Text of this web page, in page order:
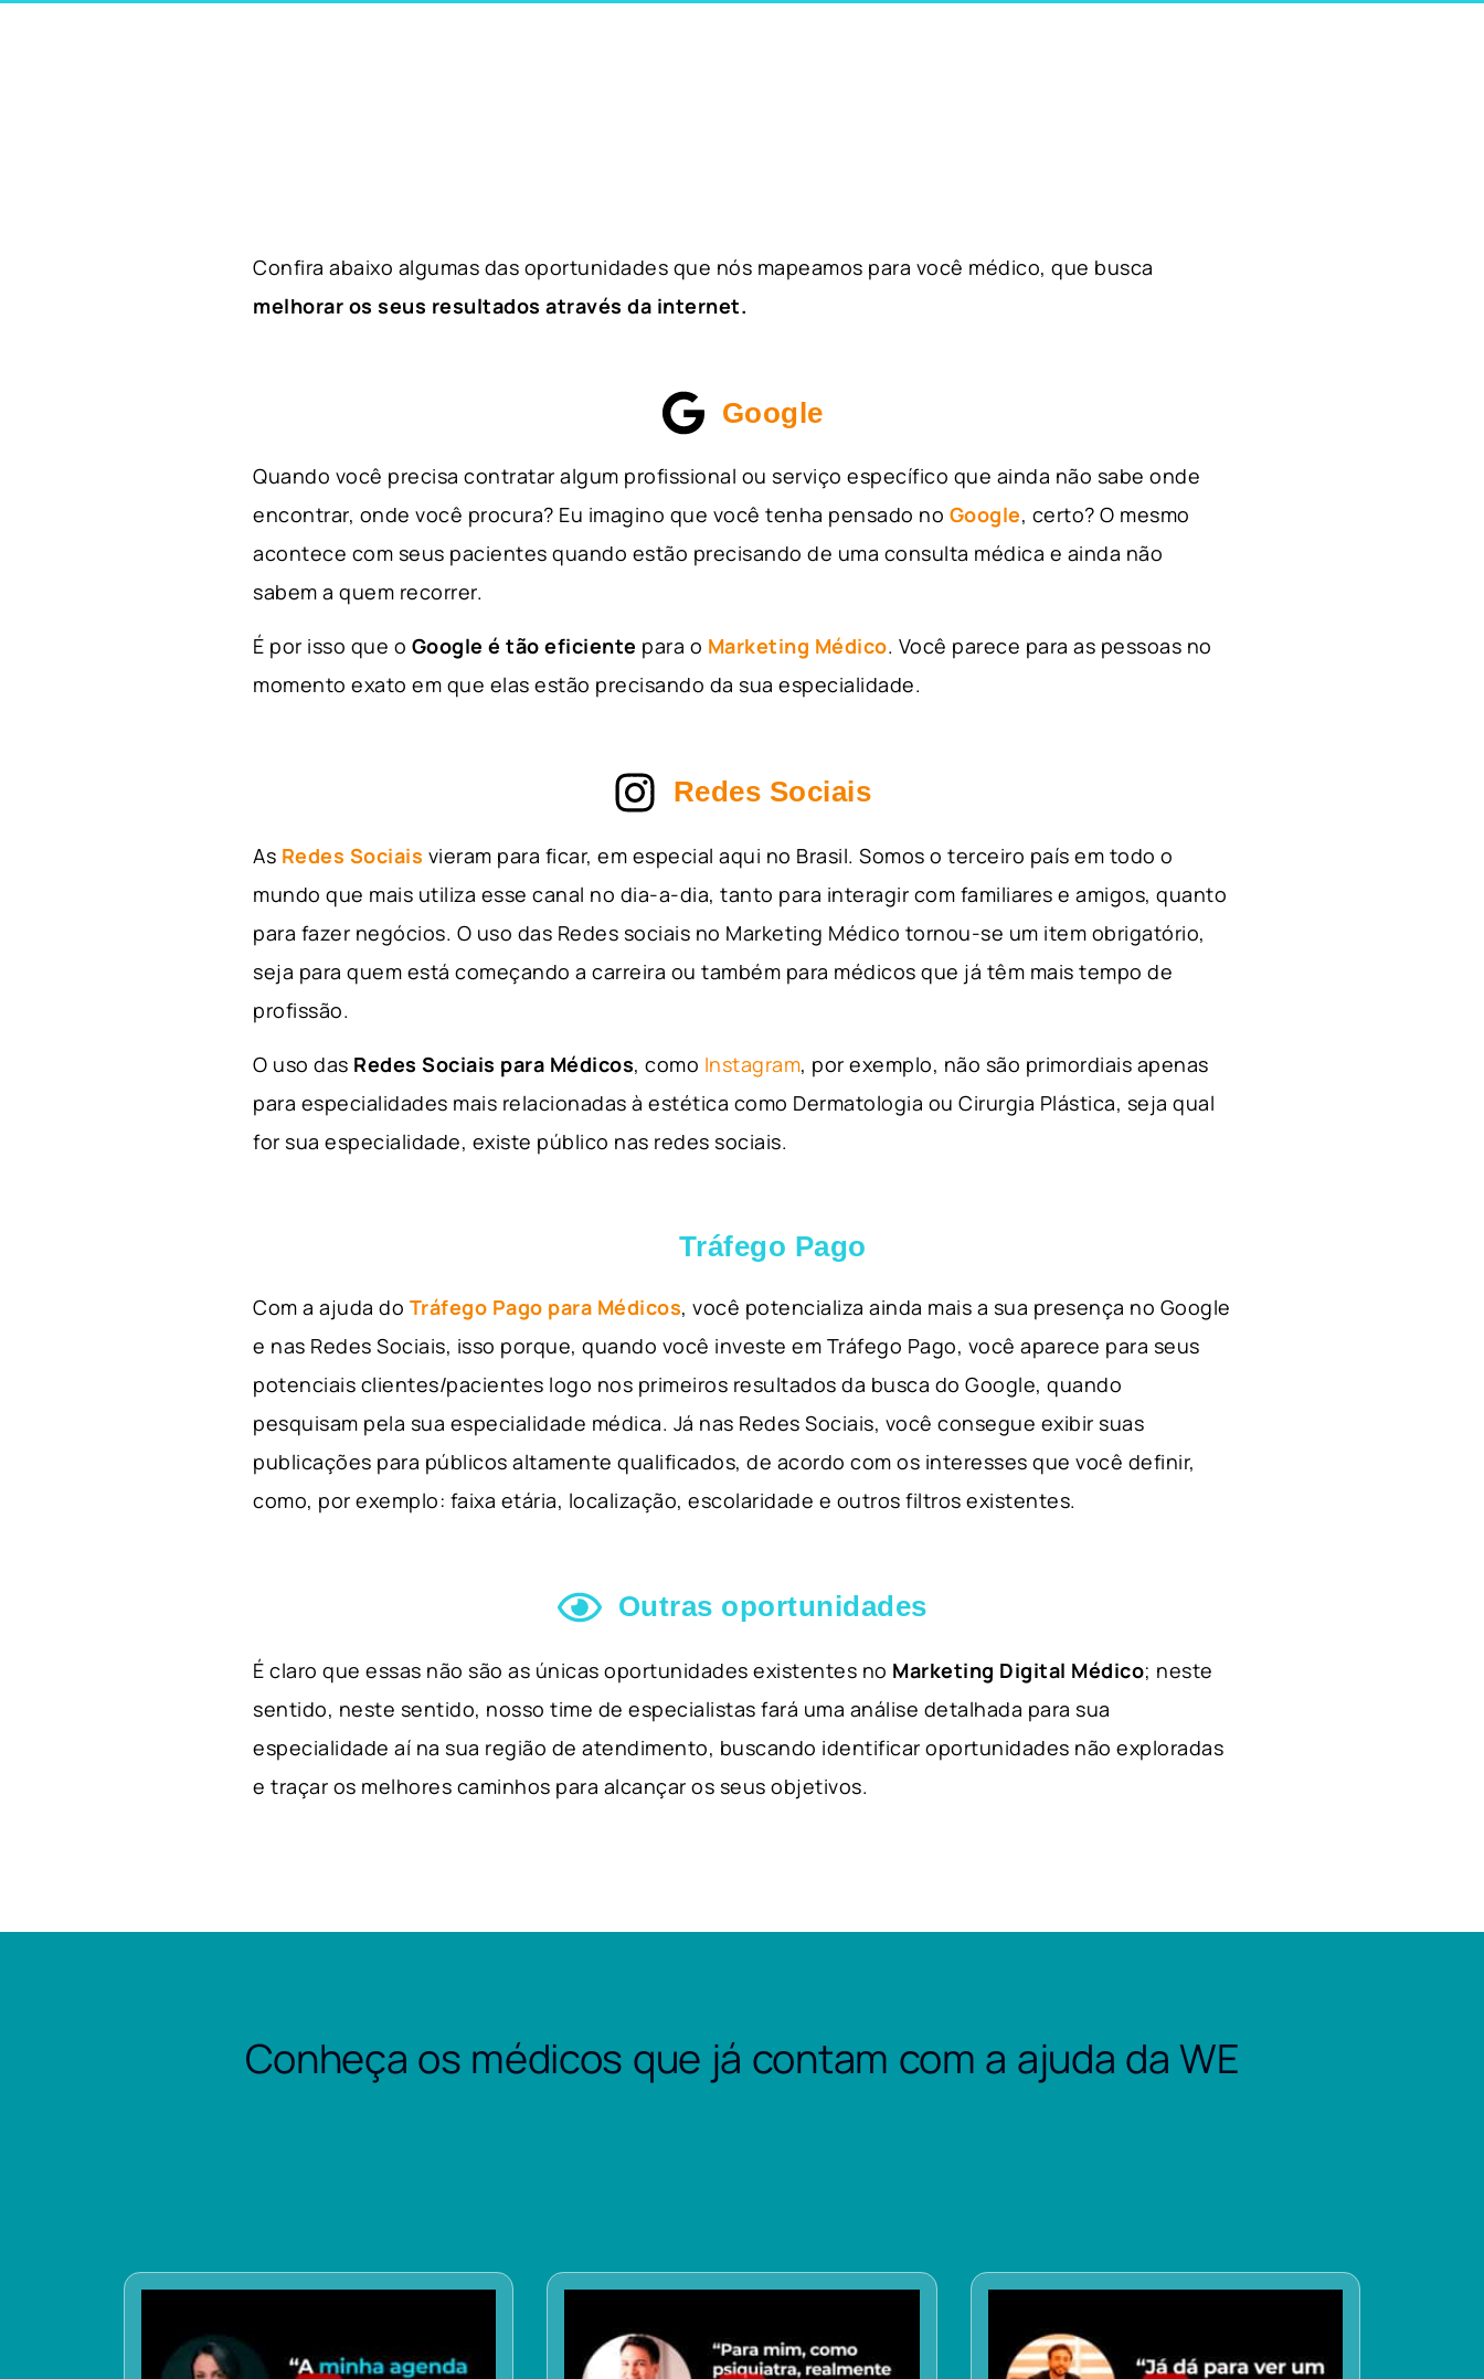
Confira abaixo algumas das oportunidades que nós mapeamos para você médico, que busca
melhorar os seus resultados através da internet.
Google
Quando você precisa contratar algum profissional ou serviço específico que ainda não sabe onde
encontrar, onde você procura? Eu imagino que você tenha pensado no Google, certo? O mesmo
acontece com seus pacientes quando estão precisando de uma consulta médica e ainda não
sabem a quem recorrer.
É por isso que o Google é tão eficiente para o Marketing Médico. Você parece para as pessoas no
momento exato em que elas estão precisando da sua especialidade.
Redes Sociais
As Redes Sociais vieram para ficar, em especial aqui no Brasil. Somos o terceiro país em todo o
mundo que mais utiliza esse canal no dia-a-dia, tanto para interagir com familiares e amigos, quanto
para fazer negócios. O uso das Redes sociais no Marketing Médico tornou-se um item obrigatório,
seja para quem está começando a carreira ou também para médicos que já têm mais tempo de
profissão.
O uso das Redes Sociais para Médicos, como Instagram, por exemplo, não são primordiais apenas
para especialidades mais relacionadas à estética como Dermatologia ou Cirurgia Plástica, seja qual
for sua especialidade, existe público nas redes sociais.
Tráfego Pago
Com a ajuda do Tráfego Pago para Médicos, você potencializa ainda mais a sua presença no Google
e nas Redes Sociais, isso porque, quando você investe em Tráfego Pago, você aparece para seus
potenciais clientes/pacientes logo nos primeiros resultados da busca do Google, quando
pesquisam pela sua especialidade médica. Já nas Redes Sociais, você consegue exibir suas
publicações para públicos altamente qualificados, de acordo com os interesses que você definir,
como, por exemplo: faixa etária, localização, escolaridade e outros filtros existentes.
Outras oportunidades
É claro que essas não são as únicas oportunidades existentes no Marketing Digital Médico; neste
sentido, neste sentido, nosso time de especialistas fará uma análise detalhada para sua
especialidade aí na sua região de atendimento, buscando identificar oportunidades não exploradas
e traçar os melhores caminhos para alcançar os seus objetivos.
Conheça os médicos que já contam com a ajuda da WE